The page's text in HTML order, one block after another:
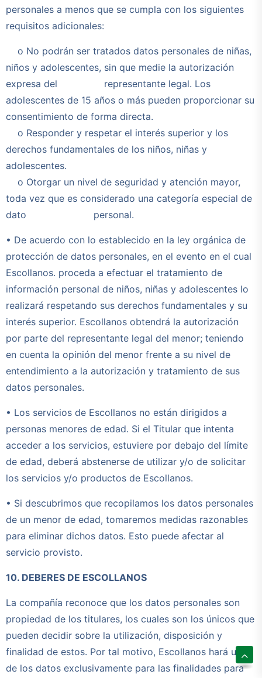
personales a menos que se cumpla con los siguientes
requisitos adicionales:
o No podrán ser tratados datos personales de niñas,
niños y adolescentes, sin que medie la autorización
expresa del representante legal. Los
adolescentes de 15 años o más pueden proporcionar su
consentimiento de forma directa.
o Responder y respetar el interés superior y los
derechos fundamentales de los niños, niñas y
adolescentes.
o Otorgar un nivel de seguridad y atención mayor,
toda vez que es considerado una categoría especial de
dato personal.
• De acuerdo con lo establecido en la ley orgánica de
protección de datos personales, en el evento en el cual
Escollanos. proceda a efectuar el tratamiento de
información personal de niños, niñas y adolescentes lo
realizará respetando sus derechos fundamentales y su
interés superior. Escollanos obtendrá la autorización
por parte del representante legal del menor; teniendo
en cuenta la opinión del menor frente a su nivel de
entendimiento a la autorización y tratamiento de sus
datos personales.
• Los servicios de Escollanos no están dirigidos a
personas menores de edad. Si el Titular que intenta
acceder a los servicios, estuviere por debajo del límite
de edad, deberá abstenerse de utilizar y/o de solicitar
los servicios y/o productos de Escollanos.
• Si descubrimos que recopilamos los datos personales
de un menor de edad, tomaremos medidas razonables
para eliminar dichos datos. Esto puede afectar al
servicio provisto.
10. DEBERES DE ESCOLLANOS
La compañía reconoce que los datos personales son
propiedad de los titulares, los cuales son los únicos que
pueden decidir sobre la utilización, disposición y
finalidad de estos. Por tal motivo, Escollanos hará uso
de los datos exclusivamente para las finalidades para